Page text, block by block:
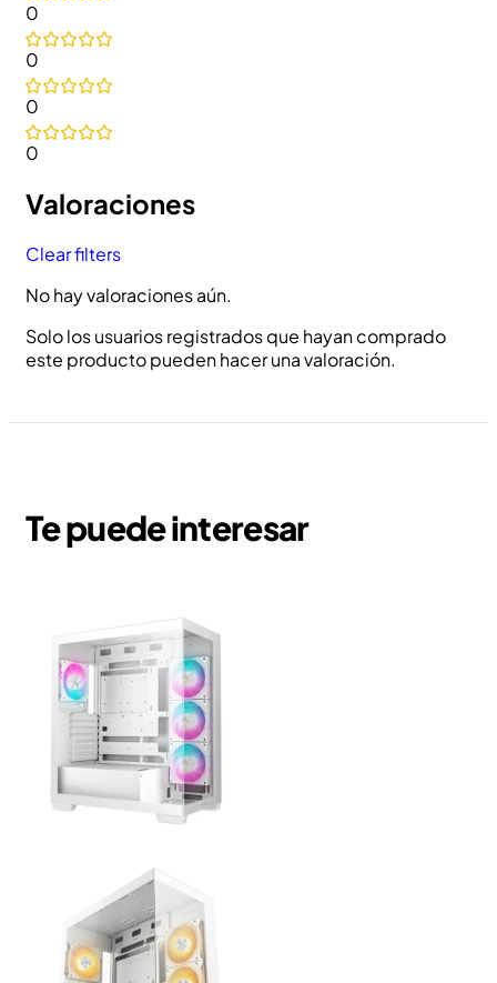
0
0
0
0
Valoraciones
Clear filters
No hay valoraciones aún.
Solo los usuarios registrados que hayan comprado
este producto pueden hacer una valoración.
Te puede interesar